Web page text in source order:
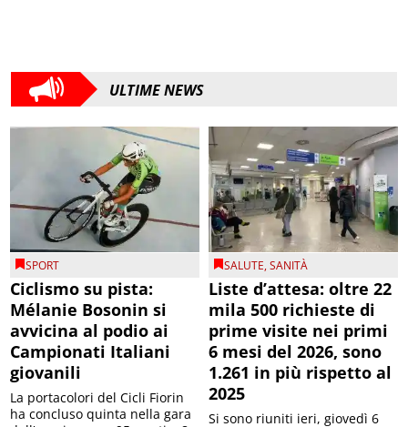
ULTIME NEWS
SPORT
Ciclismo su pista:
Mélanie Bosonin si
avvicina al podio ai
Campionati Italiani
giovanili
La portacolori del Cicli Fiorin
ha concluso quinta nella gara
SALUTE,SANITÀ
Liste d’attesa: oltre 22
mila 500 richieste di
prime visite nei primi
6 mesi del 2026, sono
1.261 in più rispetto al
2025
Si sono riuniti ieri, giovedì 6